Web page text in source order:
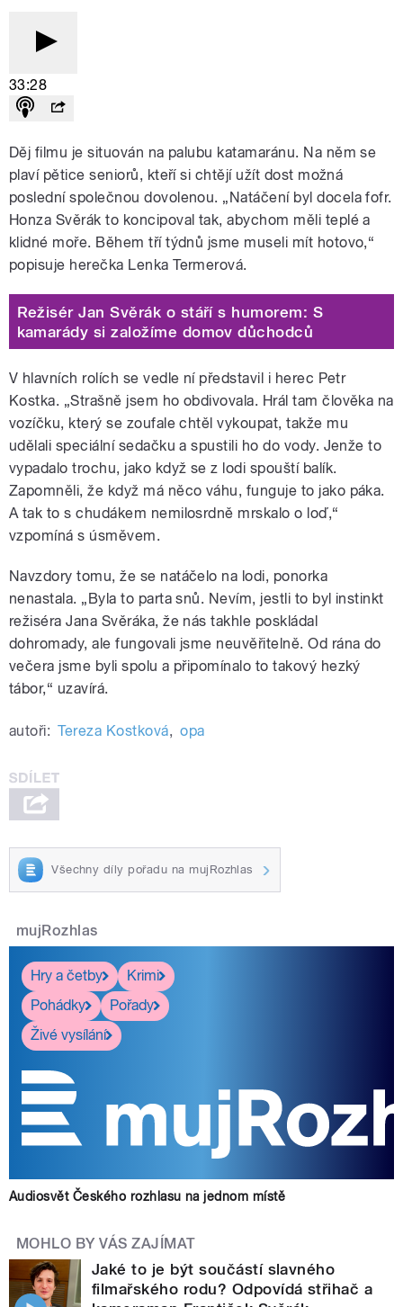
33:28
Děj filmu je situován na palubu katamaránu. Na něm se
plaví pětice seniorů, kteří si chtějí užít dost možná
poslední společnou dovolenou. „Natáčení byl docela fofr.
Honza Svěrák to koncipoval tak, abychom měli teplé a
klidné moře. Během tří týdnů jsme museli mít hotovo,“
popisuje herečka Lenka Termerová.
Režisér Jan Svěrák o stáří s humorem: S
kamarády si založíme domov důchodců
V hlavních rolích se vedle ní představil i herec Petr
Kostka. „Strašně jsem ho obdivovala. Hrál tam člověka na
vozíčku, který se zoufale chtěl vykoupat, takže mu
udělali speciální sedačku a spustili ho do vody. Jenže to
vypadalo trochu, jako když se z lodi spouští balík.
Zapomněli, že když má něco váhu, funguje to jako páka.
A tak to s chudákem nemilosrdně mrskalo o loď,“
vzpomíná s úsměvem.
Navzdory tomu, že se natáčelo na lodi, ponorka
nenastala. „Byla to parta snů. Nevím, jestli to byl instinkt
režiséra Jana Svěráka, že nás takhle poskládal
dohromady, ale fungovali jsme neuvěřitelně. Od rána do
večera jsme byli spolu a připomínalo to takový hezký
tábor,“ uzavírá.
autoři: Tereza Kostková, opa
Všechny díly pořadu na mujRozhlas
mujRozhlas
Hry a četby
Krimi
Pohádky
Pořady
Živé vysílání
Audiosvět Českého rozhlasu na jednom místě
MOHLO BY VÁS ZAJÍMAT
Jaké to je být součástí slavného
filmařského rodu? Odpovídá střihač a